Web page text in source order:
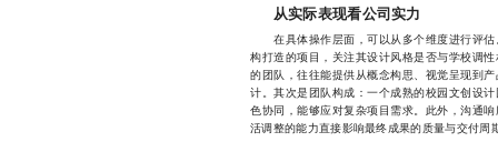
从实际表现看公司实力
在具体操作层面，可以从多个维度进行评估
构打造的项目，关注其设计风格是否与学校调
的团队，往往能提供从概念构思、视觉呈现到
计。其次是团队构成：一个成熟的校园文创设
色协同，能够应对复杂项目需求。此外，沟通
活调整的能力直接影响最终成果的质量与交付周